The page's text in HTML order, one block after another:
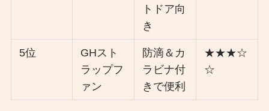
トドア向
き
5位
GHスト
ラップフ
ァン
防滴＆カ
ラビナ付
きで便利
★★★☆
☆